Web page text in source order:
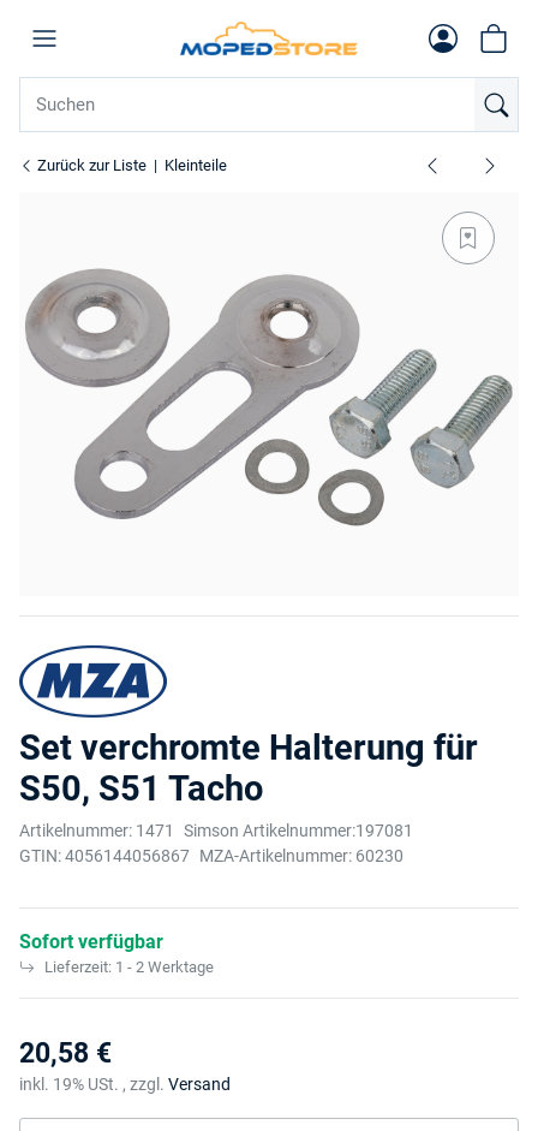
Zurück zur Liste Kleinteile
Set verchromte Halterung für
S50, S51 Tacho
Artikelnummer: 1471 Simson Artikelnummer:197081
GTIN:4056144056867 MZA-Artikelnummer: 60230
Sofort verfügbar
Lieferzeit: 1 - 2 Werktage
20,58 €
inkl. 19% USt. , zzgl. Versand